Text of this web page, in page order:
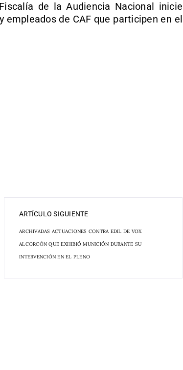
de la Audiencia Nacional inicie
de CAF que participen en el
ARTÍCULO SIGUIENTE
ARCHIVADAS ACTUACIONES CONTRA EDIL DE VOX
ALCORCÓN QUE EXHIBIÓ MUNICIÓN DURANTE SU
INTERVENCIÓN EN EL PLENO